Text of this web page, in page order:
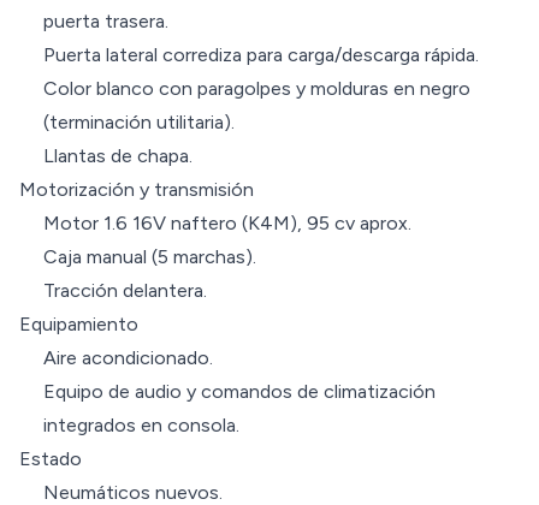
puerta trasera.
Puerta lateral corrediza para carga/descarga rápida.
Color blanco con paragolpes y molduras en negro
(terminación utilitaria).
Llantas de chapa.
Motorización y transmisión
Motor 1.6 16V naftero (K4M), 95 cv aprox.
Caja manual (5 marchas).
Tracción delantera.
Equipamiento
Aire acondicionado.
Equipo de audio y comandos de climatización
integrados en consola.
Estado
Neumáticos nuevos.